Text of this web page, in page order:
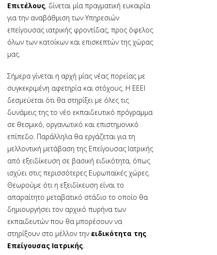
Επιτέλους, δίνεται μία πραγματική ευκαιρία
για την αναβάθμιση των Υπηρεσιών
επείγουσας ιατρικής φροντίδας, προς όφελος
όλων των κατοίκων και επισκεπτών της χώρας
μας.
Σήμερα γίνεται η αρχή μίας νέας πορείας με
συγκεκριμένη αφετηρία και στόχους. Η ΕΕΕΙ
δεσμεύεται ότι θα στηρίξει με όλες τις
δυνάμεις της το νέο εκπαιδευτικό πρόγραμμα
σε θεσμικό, οργανωτικό και επιστημονικό
επίπεδο. Παράλληλα θα εργάζεται για τη
μελλοντική μετάβαση της Επείγουσας Ιατρικής
από εξειδίκευση σε βασική ειδικότητα, όπως
ισχύει στις περισσότερες Ευρωπαϊκές χώρες.
Θεωρούμε ότι η εξειδίκευση είναι το
απαραίτητο μεταβατικό στάδιο το οποίο θα
δημιουργήσει τον αρχικό πυρήνα των
εκπαιδευτών που θα μπορέσουν να
στηρίξουν στο μέλλον την ειδικότητα της
Επείγουσας Ιατρικής